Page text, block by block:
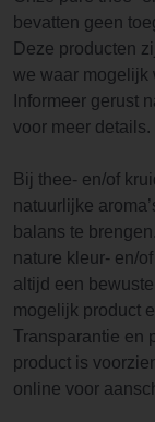
bevatten geen
Deze producten
we waar mogelijk
Informeer gerust
voor meer details.
Bij thee- en/of
natuurlijke
balans te
nature kleur- en/
altijd een
mogelijk product
Transparantie en
product is
online voor